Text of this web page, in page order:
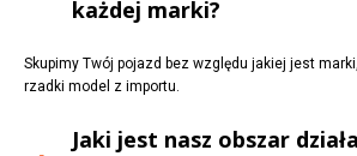
każdej marki?
Skupimy Twój pojazd bez względu jakiej jest
rzadki model z importu.
Jaki jest nasz obszar